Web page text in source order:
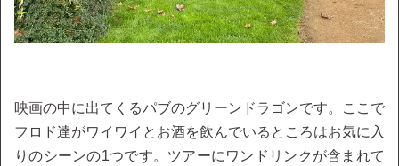
映画の中に出てくるパブのグリーンドラゴンです。ここで
フロド達がワイワイとお酒を飲んでいるところはお気に入
りのシーンの1つです。ツアーにワンドリンクが含まれて